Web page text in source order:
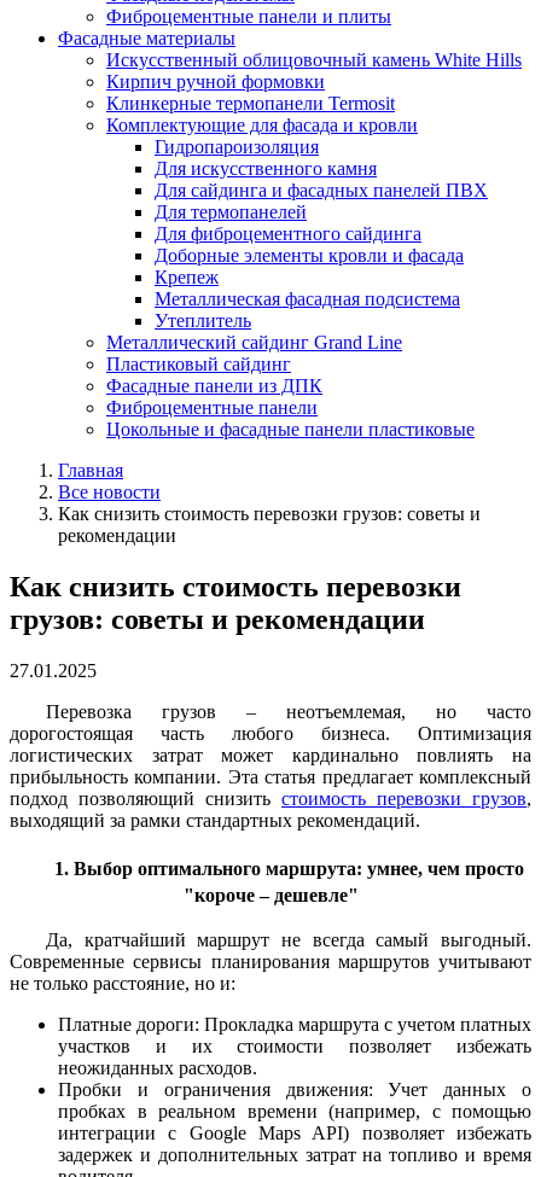
Фиброцементные панели и плиты
Фасадные материалы
Искусственный облицовочный камень White Hills
Кирпич ручной формовки
Клинкерные термопанели Termosit
Комплектующие для фасада и кровли
Гидропароизоляция
Для искусственного камня
Для сайдинга и фасадных панелей ПВХ
Для термопанелей
Для фиброцементного сайдинга
Доборные элементы кровли и фасада
Крепеж
Металлическая фасадная подсистема
Утеплитель
Металлический сайдинг Grand Line
Пластиковый сайдинг
Фасадные панели из ДПК
Фиброцементные панели
Цокольные и фасадные панели пластиковые
Главная
Все новости
Как снизить стоимость перевозки грузов: советы и
рекомендации
Как снизить стоимость перевозки
грузов: советы и рекомендации
27.01.2025
Перевозка грузов – неотъемлемая, но часто
дорогостоящая часть любого бизнеса. Оптимизация
логистических затрат может кардинально повлиять на
прибыльность компании. Эта статья предлагает комплексный
подход позволяющий снизить стоимость перевозки грузов,
выходящий за рамки стандартных рекомендаций.
1. Выбор оптимального маршрута: умнее, чем просто
"короче – дешевле"
Да, кратчайший маршрут не всегда самый выгодный.
Современные сервисы планирования маршрутов учитывают
не только расстояние, но и:
Платные дороги: Прокладка маршрута с учетом платных
участков и их стоимости позволяет избежать
неожиданных расходов.
Пробки и ограничения движения: Учет данных о
пробках в реальном времени (например, с помощью
интеграции с Google Maps API) позволяет избежать
задержек и дополнительных затрат на топливо и время